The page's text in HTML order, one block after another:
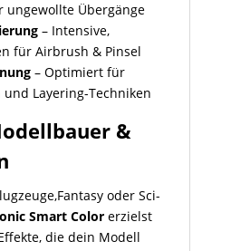
ungewollte Übergänge
– Intensive,
für Airbrush & Pinsel
– Optimiert für
Layering-Techniken
&
oder Sci-
Smart Colorerzielst
die dein Modell